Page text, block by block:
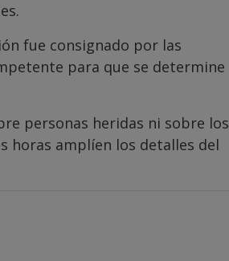
fue consignado por las
para que se determine
personas heridas ni sobre los
horas amplíen los detalles del